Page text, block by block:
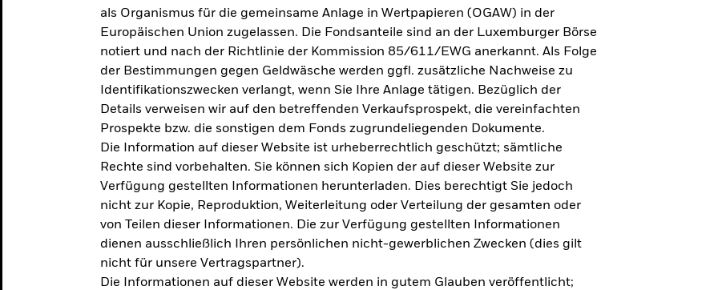
als Organismus für die gemeinsame Anlage in Wertpapieren (OGAW) in der
Europäischen Union zugelassen. Die Fondsanteile sind an der Luxemburger Börse
notiert und nach der Richtlinie der Kommission 85/611/EWG anerkannt. Als Folge
der Bestimmungen gegen Geldwäsche werden ggfl. zusätzliche Nachweise zu
Identifikationszwecken verlangt, wenn Sie Ihre Anlage tätigen. Bezüglich der
Details verweisen wir auf den betreffenden Verkaufsprospekt, die vereinfachten
Prospekte bzw. die sonstigen dem Fonds zugrundeliegenden Dokumente.
Die Information auf dieser Website ist urheberrechtlich geschützt; sämtliche
Rechte sind vorbehalten. Sie können sich Kopien der auf dieser Website zur
Verfügung gestellten Informationen herunterladen. Dies berechtigt Sie jedoch
nicht zur Kopie, Reproduktion, Weiterleitung oder Verteilung der gesamten oder
von Teilen dieser Informationen. Die zur Verfügung gestellten Informationen
dienen ausschließlich Ihren persönlichen nicht-gewerblichen Zwecken (dies gilt
nicht für unsere Vertragspartner).
Die Informationen auf dieser Website werden in gutem Glauben veröffentlicht;